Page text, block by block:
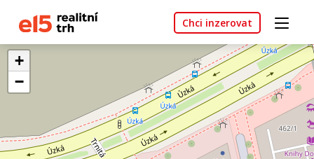
Chci inzerovat
+
−